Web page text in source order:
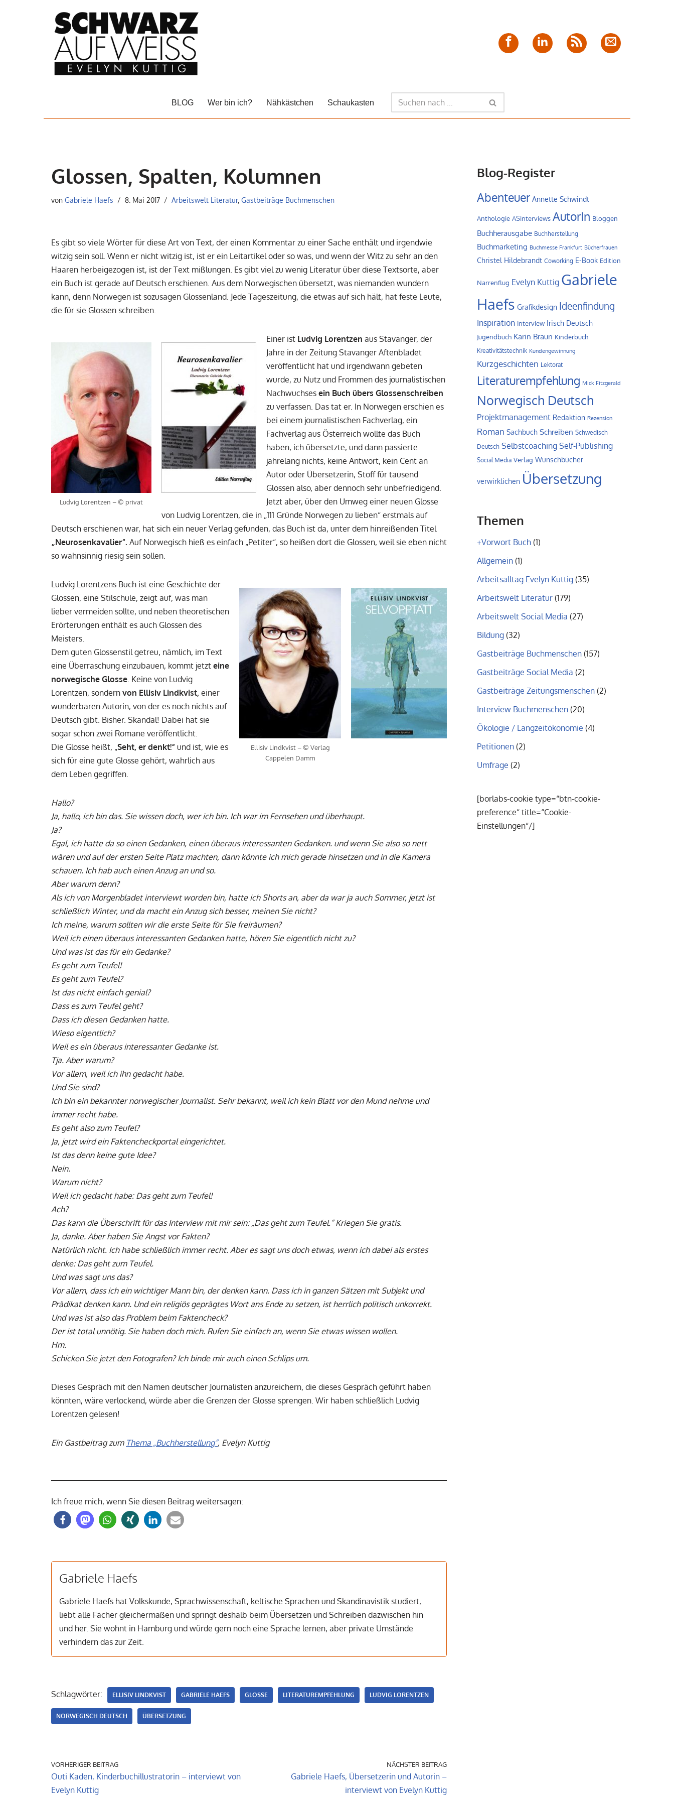
FacebookLinkedIn Feed
E-
Mail
BLOG Wer bin ich? Nähkästchen Schaukasten
Glossen, Spalten, Kolumnen
von Gabriele Haefs 8. Mai 2017 Arbeitswelt Literatur, Gastbeiträge Buchmenschen
Es gibt so viele Wörter für diese Art von Text, der einen Kommentar zu einer Sache enthält und irgendwie
witzig sein soll. Wenn er nicht witzig ist, ist er ein Leitartikel oder so was, und wenn der Witz zu sehr an den
Haaren herbeigezogen ist, ist der Text mißlungen. Es gibt viel zu wenig Literatur über diese Textsorte, aber
ein Buch ist gerade auf Deutsch erschienen. Aus dem Norwegischen übersetzt, was niemanden wundern
kann, denn Norwegen ist sozusagen Glossenland. Jede Tageszeitung, die etwas auf sich hält, hat feste Leute,
die für sie Glossen schreiben.
Ludvig Lorentzen – © privat
Einer ist Ludvig Lorentzen aus Stavanger, der
Jahre in der Zeitung Stavanger Aftenbladet
veröffentlicht hat und irgendwann gebeten
wurde, zu Nutz und Frommen des journalistischen
Nachwuchses ein Buch übers Glossenschreiben
zu verfassen. Das tat er. In Norwegen erschien es
bei einem journalistischen Fachverlag, ein
Fachverlag aus Österreich wollte das Buch
haben, ich übersetzte, und dann passierte
jahrelang nichts, keine Antwort, kein Cent an
Autor oder Übersetzerin, Stoff für tausend
Glossen also, aber dennoch sehr unbefriedigend.
Jetzt aber, über den Umweg einer neuen Glosse
von Ludvig Lorentzen, die in „111 Gründe Norwegen zu lieben“ erstmals auf
Deutsch erschienen war, hat sich ein neuer Verlag gefunden, das Buch ist da, unter dem hinreißenden Titel
„Neurosenkavalier“. Auf Norwegisch hieß es einfach „Petiter“, so heißen dort die Glossen, weil sie eben nicht
so wahnsinnig riesig sein sollen.
Ellisiv Lindkvist – © Verlag
Cappelen Damm
Ludvig Lorentzens Buch ist eine Geschichte der
Glossen, eine Stilschule, zeigt auf, was man
lieber vermeiden sollte, und neben theoretischen
Erörterungen enthält es auch Glossen des
Meisters.
Dem guten Glossenstil getreu, nämlich, im Text
eine Überraschung einzubauen, kommt jetzt eine
norwegische Glosse . Keine von Ludvig
Lorentzen, sondern von Ellisiv Lindkvist, einer
wunderbaren Autorin, von der es noch nichts auf
Deutsch gibt. Bisher. Skandal! Dabei hat sie
sogar schon zwei Romane veröffentlicht.
Die Glosse heißt, „Seht, er denkt!“ und ist, wie es
sich für eine gute Glosse gehört, wahrlich aus
dem Leben gegriffen.
Hallo?
Ja, hallo, ich bin das. Sie wissen doch, wer ich bin. Ich war im Fernsehen und überhaupt.
Ja?
Egal, ich hatte da so einen Gedanken, einen überaus interessanten Gedanken. und wenn Sie also so nett
wären und auf der ersten Seite Platz machten, dann könnte ich mich gerade hinsetzen und in die Kamera
schauen. Ich hab auch einen Anzug an und so.
Aber warum denn?
Als ich von Morgenbladet interviewt worden bin, hatte ich Shorts an, aber da war ja auch Sommer, jetzt ist
schließlich Winter, und da macht ein Anzug sich besser, meinen Sie nicht?
Ich meine, warum sollten wir die erste Seite für Sie freiräumen?
Weil ich einen überaus interessanten Gedanken hatte, hören Sie eigentlich nicht zu?
Und was ist das für ein Gedanke?
Es geht zum Teufel!
Es geht zum Teufel?
Ist das nicht einfach genial?
Dass es zum Teufel geht?
Dass ich diesen Gedanken hatte.
Wieso eigentlich?
Weil es ein überaus interessanter Gedanke ist.
Tja. Aber warum?
Vor allem, weil ich ihn gedacht habe.
Und Sie sind?
Ich bin ein bekannter norwegischer Journalist. Sehr bekannt, weil ich kein Blatt vor den Mund nehme und
immer recht habe.
Es geht also zum Teufel?
Ja, jetzt wird ein Faktencheckportal eingerichtet.
Ist das denn keine gute Idee?
Nein.
Warum nicht?
Weil ich gedacht habe: Das geht zum Teufel!
Ach?
Das kann die Überschrift für das Interview mit mir sein: „Das geht zum Teufel.“ Kriegen Sie gratis.
Ja, danke. Aber haben Sie Angst vor Fakten?
Natürlich nicht. Ich habe schließlich immer recht. Aber es sagt uns doch etwas, wenn ich dabei als erstes
denke: Das geht zum Teufel.
Und was sagt uns das?
Vor allem, dass ich ein wichtiger Mann bin, der denken kann. Dass ich in ganzen Sätzen mit Subjekt und
Prädikat denken kann. Und ein religiös geprägtes Wort ans Ende zu setzen, ist herrlich politisch unkorrekt.
Und was ist also das Problem beim Faktencheck?
Der ist total unnötig. Sie haben doch mich. Rufen Sie einfach an, wenn Sie etwas wissen wollen.
Hm.
Schicken Sie jetzt den Fotografen? Ich binde mir auch einen Schlips um.
Dieses Gespräch mit den Namen deutscher Journalisten anzureichern, die dieses Gespräch geführt haben
könnten, wäre verlockend, würde aber die Grenzen der Glosse sprengen. Wir haben schließlich Ludvig
Lorentzen gelesen!
Ein Gastbeitrag zum Thema „Buchherstellung“, Evelyn Kuttig
Ich freue mich, wenn Sie diesen Beitrag weitersagen:
Gabriele Haefs
Gabriele Haefs hat Volkskunde, Sprachwissenschaft, keltische Sprachen und Skandinavistik studiert,
liebt alle Fächer gleichermaßen und springt deshalb beim Übersetzen und Schreiben dazwischen hin
und her. Sie wohnt in Hamburg und würde gern noch eine Sprache lernen, aber private Umstände
verhindern das zur Zeit.
Schlagwörter: ELLISIV LINDKVIST GABRIELE HAEFS GLOSSE LITERATUREMPFEHLUNG LUDVIG LORENTZEN
NORWEGISCH DEUTSCH ÜBERSETZUNG
VORHERIGER BEITRAG
Outi Kaden, Kinderbuchillustratorin – interviewt von
Evelyn Kuttig
NÄCHSTER BEITRAG
Gabriele Haefs, Übersetzerin und Autorin –
interviewt von Evelyn Kuttig
Blog-Register
Abenteuer Annette Schwindt
Anthologie ASinterviews AutorIn Bloggen
Buchherausgabe Buchherstellung
Buchmarketing Buchmesse Frankfurt Bücherfrauen
Christel Hildebrandt Coworking E-Book Edition
Narrenflug Evelyn Kuttig Gabriele
Haefs Grafikdesign Ideenfindung
Inspiration Interview Irisch Deutsch
Jugendbuch Karin Braun Kinderbuch
Kreativitätstechnik Kundengewinnung
Kurzgeschichten Lektorat
Literaturempfehlung Mick Fitzgerald
Norwegisch Deutsch
Projektmanagement Redaktion Rezension
Roman Sachbuch Schreiben Schwedisch
Deutsch Selbstcoaching Self-Publishing
Social Media Verlag Wunschbücher
verwirklichen Übersetzung
Themen
+Vorwort Buch (1)
Allgemein (1)
Arbeitsalltag Evelyn Kuttig (35)
Arbeitswelt Literatur (179)
Arbeitswelt Social Media (27)
Bildung (32)
Gastbeiträge Buchmenschen (157)
Gastbeiträge Social Media (2)
Gastbeiträge Zeitungsmenschen (2)
Interview Buchmenschen (20)
Ökologie / Langzeitökonomie (4)
Petitionen (2)
Umfrage (2)
[borlabs-cookie type=“btn-cookie-
preference“ title=“Cookie-
Einstellungen“/]